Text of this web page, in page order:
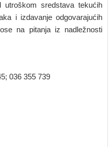
utroškom sredstava tekućih
i izdavanje odgovarajućih
na pitanja iz nadležnosti
036 355 739